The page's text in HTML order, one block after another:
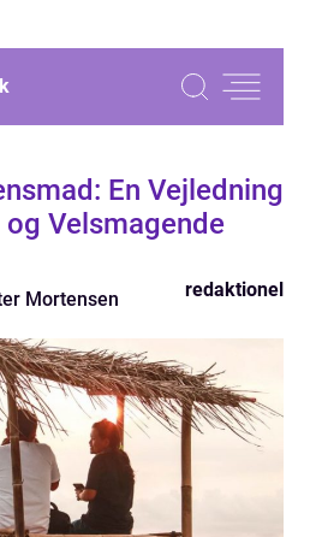
En Vejledning
Velsmagende
Mortensen redaktionel